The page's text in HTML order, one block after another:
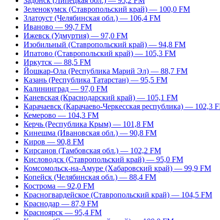
Зеленокумск (Ставропольский край) — 100,0 FM
Златоуст (Челябинская обл.) — 106,4 FM
Иваново — 99,7 FM
Ижевск (Удмуртия) — 97,0 FM
Изобильный (Ставропольский край) — 94,8 FM
Ипатово (Ставропольский край) — 105,3 FM
Иркутск — 88,5 FM
Йошкар-Ола (Республика Марий Эл) — 88,7 FM
Казань (Республика Татарстан) — 95,5 FM
Калининград — 97,0 FM
Каневская (Краснодарский край) — 105,1 FM
Карачаевск (Карачаево-Черкесская республика) — 102,3
Кемерово — 104,3 FM
Керчь (Республика Крым) — 101,8 FM
Кинешма (Ивановская обл.) — 90,8 FM
Киров — 90,8 FM
Кирсанов (Тамбовская обл.) — 102,2 FM
Кисловодск (Ставропольский край) — 95,0 FM
Комсомольск-на-Амуре (Хабаровский край) — 99,9 FM
Копейск (Челябинская обл.) — 88,4 FM
Кострома — 92,0 FM
Красногвардейское (Ставропольский край) — 104,5 FM
Краснодар — 87,9 FM
Красноярск — 95,4 FM